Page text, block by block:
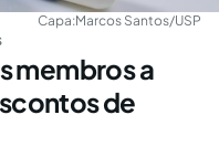
Capa:Marcos Santos/USP
membros a
de